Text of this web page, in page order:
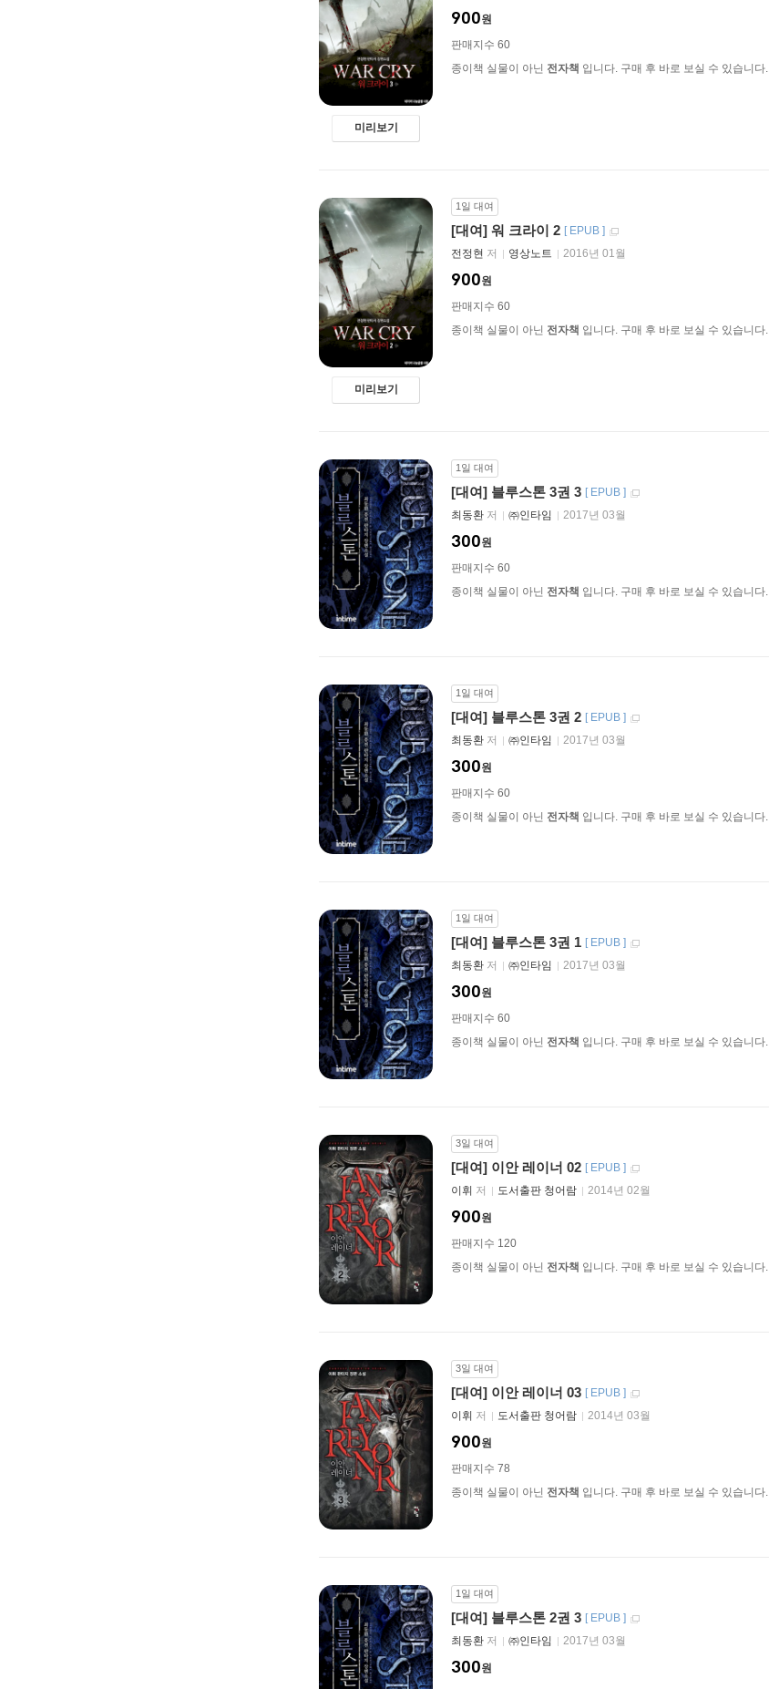
미리보기
900원
판매지수 60
종이책 실물이 아닌 전자책 입니다. 구매 후 바로 보실 수 있습니다.
미리보기
1일 대여
[대여] 워 크라이 2 [ EPUB ]
전정현 저 영상노트 2016년 01월
900원
판매지수 60
종이책 실물이 아닌 전자책 입니다. 구매 후 바로 보실 수 있습니다.
1일 대여
[대여] 블루스톤 3권 3 [ EPUB ]
최동환 저 ㈜인타임 2017년 03월
300원
판매지수 60
종이책 실물이 아닌 전자책 입니다. 구매 후 바로 보실 수 있습니다.
1일 대여
[대여] 블루스톤 3권 2 [ EPUB ]
최동환 저 ㈜인타임 2017년 03월
300원
판매지수 60
종이책 실물이 아닌 전자책 입니다. 구매 후 바로 보실 수 있습니다.
1일 대여
[대여] 블루스톤 3권 1 [ EPUB ]
최동환 저 ㈜인타임 2017년 03월
300원
판매지수 60
종이책 실물이 아닌 전자책 입니다. 구매 후 바로 보실 수 있습니다.
3일 대여
[대여] 이안 레이너 02 [ EPUB ]
이휘 저 도서출판 청어람 2014년 02월
900원
판매지수 120
종이책 실물이 아닌 전자책 입니다. 구매 후 바로 보실 수 있습니다.
3일 대여
[대여] 이안 레이너 03 [ EPUB ]
이휘 저 도서출판 청어람 2014년 03월
900원
판매지수 78
종이책 실물이 아닌 전자책 입니다. 구매 후 바로 보실 수 있습니다.
1일 대여
[대여] 블루스톤 2권 3 [ EPUB ]
최동환 저 ㈜인타임 2017년 03월
300원